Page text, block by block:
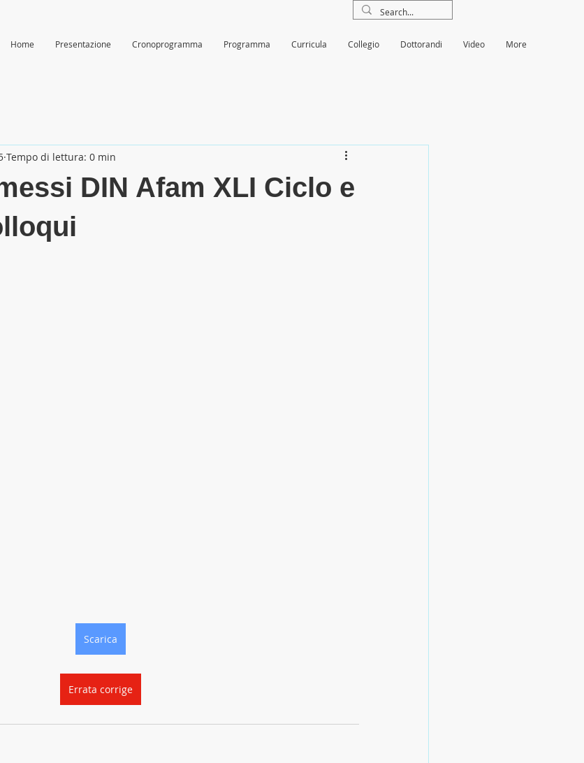
Home Presentazione Cronoprogramma Programma Curricula Collegio Dottorandi Video More
DIN Afam XLI Ciclo e
Tempo di lettura: 0 min
Scarica
Errata corrige